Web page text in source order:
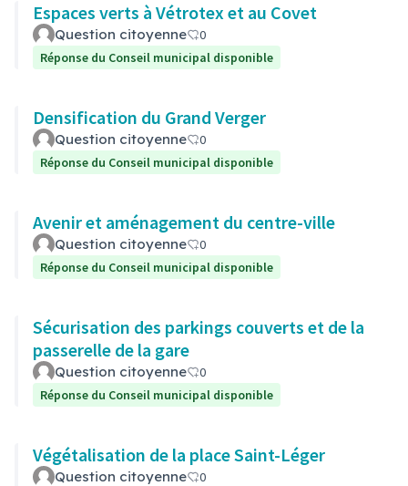
Espaces verts à Vétrotex et au Covet
Question citoyenne
0
Réponse du Conseil municipal disponible
Densification du Grand Verger
Question citoyenne
0
Réponse du Conseil municipal disponible
Avenir et aménagement du centre-ville
Question citoyenne
0
Réponse du Conseil municipal disponible
Sécurisation des parkings couverts et de la
passerelle de la gare
Question citoyenne
0
Réponse du Conseil municipal disponible
Végétalisation de la place Saint-Léger
Question citoyenne
0